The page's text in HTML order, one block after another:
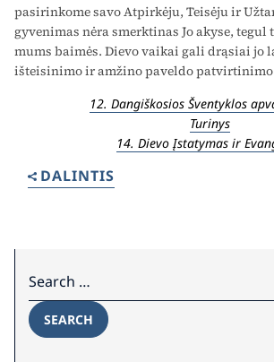
pasirinkome savo Atpirkėju, Teisėju ir
gyvenimas nėra smerktinas Jo akyse, tegul
mums baimės. Dievo vaikai gali drąsiai jo
išteisinimo ir amžino paveldo
12. Dangiškosios Šventyklos
Turinys
14. Dievo Įstatymas ir
DALINTIS
Search for:
SEARCH